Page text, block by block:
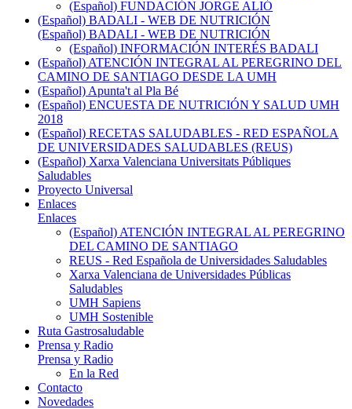
(Español) FUNDACIÓN JORGE ALIÓ
(Español) BADALI - WEB DE NUTRICIÓN
(Español) BADALI - WEB DE NUTRICIÓN
(Español) INFORMACIÓN INTERÉS BADALI
(Español) ATENCIÓN INTEGRAL AL PEREGRINO DEL
CAMINO DE SANTIAGO DESDE LA UMH
(Español) Apunta't al Pla Bé
(Español) ENCUESTA DE NUTRICIÓN Y SALUD UMH
2018
(Español) RECETAS SALUDABLES - RED ESPAÑOLA
DE UNIVERSIDADES SALUDABLES (REUS)
(Español) Xarxa Valenciana Universitats Públiques
Saludables
Proyecto Universal
Enlaces
Enlaces
(Español) ATENCIÓN INTEGRAL AL PEREGRINO
DEL CAMINO DE SANTIAGO
REUS - Red Española de Universidades Saludables
Xarxa Valenciana de Universidades Públicas
Saludables
UMH Sapiens
UMH Sostenible
Ruta Gastrosaludable
Prensa y Radio
Prensa y Radio
En la Red
Contacto
Novedades